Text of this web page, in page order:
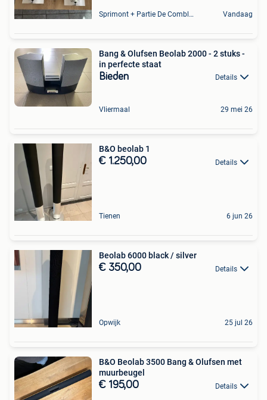
Sprimont + Partie De Comblain-Au-Pont Vandaag
Bang & Olufsen Beolab 2000 - 2 stuks -
in perfecte staat
Bieden Details
Vliermaal 29 mei 26
B&O beolab 1
€ 1.250,00 Details
Tienen 6 jun 26
Beolab 6000 black / silver
€ 350,00 Details
Opwijk 25 jul 26
B&O Beolab 3500 Bang & Olufsen met
muurbeugel
€ 195,00 Details